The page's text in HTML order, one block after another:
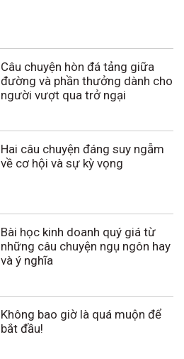
Câu chuyện hòn đá tảng giữa
đường và phần thưởng dành cho
người vượt qua trở ngại
Hai câu chuyện đáng suy ngẫm
về cơ hội và sự kỳ vọng
Bài học kinh doanh quý giá từ
những câu chuyện ngụ ngôn hay
và ý nghĩa
Không bao giờ là quá muộn để
bắt đầu!